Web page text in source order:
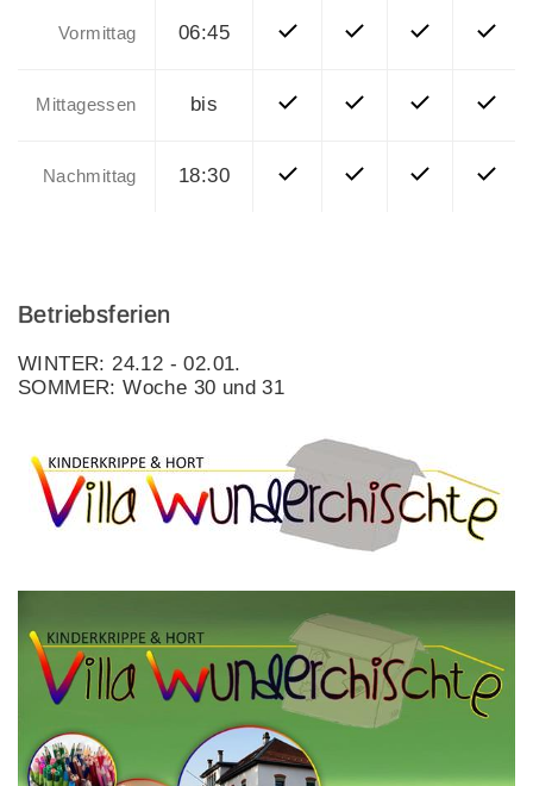
Vormittag 06:45
Mittagessen bis
Nachmittag 18:30
Betriebsferien
WINTER: 24.12 - 02.01.
SOMMER: Woche 30 und 31